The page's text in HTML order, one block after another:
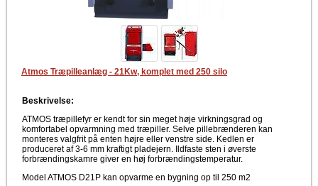
Atmos Træpilleanlæg - 21Kw, komplet med 250 silo
Beskrivelse:
ATMOS træpillefyr er kendt for sin meget høje virkningsgrad og
komfortabel opvarmning med træpiller. Selve pillebrænderen kan
monteres valgfrit på enten højre eller venstre side. Kedlen er
produceret af 3-6 mm kraftigt pladejern. Ildfaste sten i øverste
forbrændingskamre giver en høj forbrændingstemperatur.
Model ATMOS D21P kan opvarme en bygning op til 250 m2